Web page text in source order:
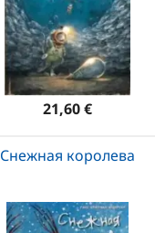
21,60 €
Снежная королева